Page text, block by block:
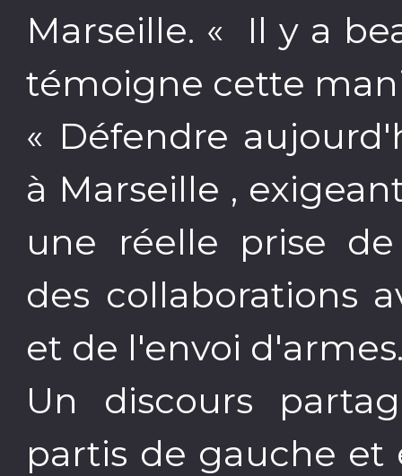
Marseille. « Il y a
témoigne cette
« Défendre
à Marseille ,
une réelle prise
des collaborations
et de l'envoi
Un discours
partis de gauche et